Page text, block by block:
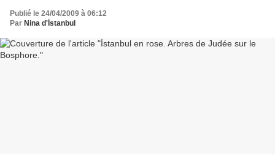
Publié le 24/04/2009 à 06:12
Par Nina d'İstanbul